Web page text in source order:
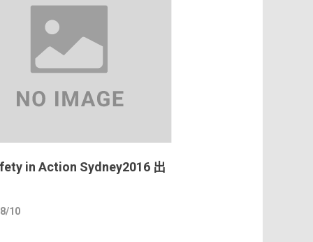
in Action Sydney2016 出
10